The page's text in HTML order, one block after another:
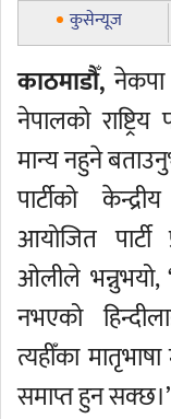
कुसेन्यूज
काठमाडौँ,
नेपालको
मान्य नहुने
पार्टीको
आयोजित पार्टी
ओलीले भन्नुभयो,
नभएको
त्यहीँका
समाप्त हुन सक्छ।’